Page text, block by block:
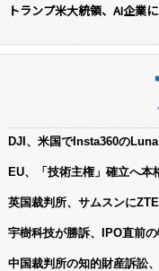
トランプ米大統領、AI企業
DJI、米国でInsta360の
EU、「技術主権」確立へ
英国裁判所、サムスンに
宇樹科技が勝訴、IPO直前
中国裁判所の知的財産訴訟